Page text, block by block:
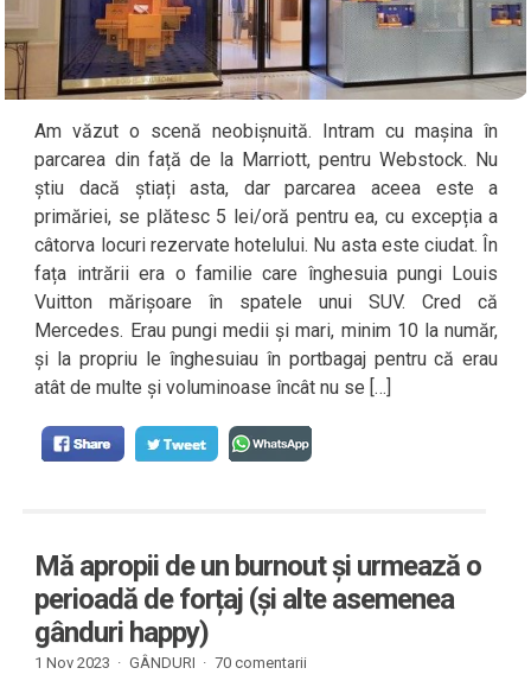
Am văzut o scenă neobișnuită. Intram cu mașina în
parcarea din față de la Marriott, pentru Webstock. Nu
știu dacă știați asta, dar parcarea aceea este a
primăriei, se plătesc 5 lei/oră pentru ea, cu excepția a
câtorva locuri rezervate hotelului. Nu asta este ciudat. În
fața intrării era o familie care înghesuia pungi Louis
Vuitton mărișoare în spatele unui SUV. Cred că
Mercedes. Erau pungi medii și mari, minim 10 la număr,
și la propriu le înghesuiau în portbagaj pentru că erau
atât de multe și voluminoase încât nu se […]
Mă apropii de un burnout și urmează o
perioadă de forțaj (și alte asemenea
gânduri happy)
1 Nov 2023 · GÂNDURI · 70 comentarii